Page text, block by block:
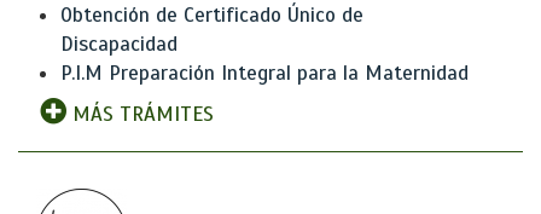
Obtención de Certificado Único de
Discapacidad
P.I.M Preparación Integral para la Maternidad
MÁS TRÁMITES